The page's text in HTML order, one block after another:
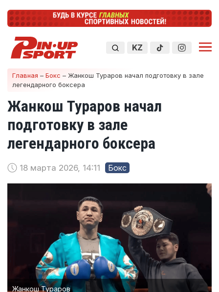
KZ
Главная – Бокс – Жанкош Тураров начал подготовку в зале
легендарного боксера
Жанкош Тураров начал
подготовку в зале
легендарного боксера
18 марта 2026, 14:11 Бокс
Жанкош Тураров